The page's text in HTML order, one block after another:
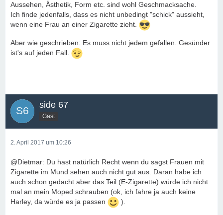
Aussehen, Ästhetik, Form etc. sind wohl Geschmacksache.
Ich finde jedenfalls, dass es nicht unbedingt "schick" aussieht,
wenn eine Frau an einer Zigarette zieht.
Aber wie geschrieben: Es muss nicht jedem gefallen. Gesünder
ist's auf jeden Fall.
side 67
Gast
2. April 2017 um 10:26
@Dietmar: Du hast natürlich Recht wenn du sagst Frauen mit
Zigarette im Mund sehen auch nicht gut aus. Daran habe ich
auch schon gedacht aber das Teil (E-Zigarette) würde ich nicht
mal an mein Moped schrauben (ok, ich fahre ja auch keine
Harley, da würde es ja passen
).